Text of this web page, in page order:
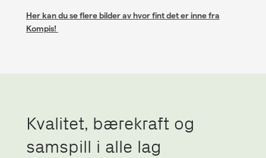
Her kan du se flere bilder av hvor fint det er inne fra
Kompis!
Kvalitet, bærekraft og
samspill i alle lag